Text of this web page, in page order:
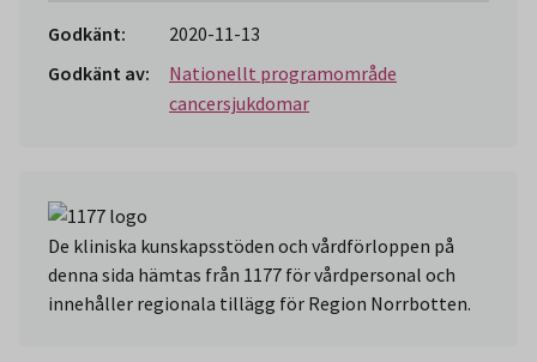
Godkänt:
2020-11-13
Godkänt av:
Nationellt programområde
cancersjukdomar
De kliniska kunskapsstöden och vårdförloppen på
denna sida hämtas från 1177 för vårdpersonal och
innehåller regionala tillägg för Region Norrbotten.